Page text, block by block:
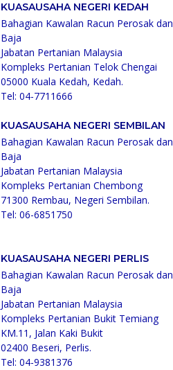
KUASAUSAHA NEGERI KEDAH
Bahagian Kawalan Racun Perosak dan
Baja
Jabatan Pertanian Malaysia
Kompleks Pertanian Telok Chengai
05000 Kuala Kedah, Kedah.
Tel: 04-7711666
KUASAUSAHA NEGERI SEMBILAN
Bahagian Kawalan Racun Perosak dan
Baja
Jabatan Pertanian Malaysia
Kompleks Pertanian Chembong
71300 Rembau, Negeri Sembilan.
Tel: 06-6851750
KUASAUSAHA NEGERI PERLIS
Bahagian Kawalan Racun Perosak dan
Baja
Jabatan Pertanian Malaysia
Kompleks Pertanian Bukit Temiang
KM.11, Jalan Kaki Bukit
02400 Beseri, Perlis.
Tel: 04-9381376